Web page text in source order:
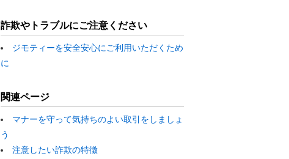
詐欺やトラブルにご注意ください
ジモティーを安全安心にご利用いただくため
に
関連ページ
マナーを守って気持ちのよい取引をしましょ
う
注意したい詐欺の特徴